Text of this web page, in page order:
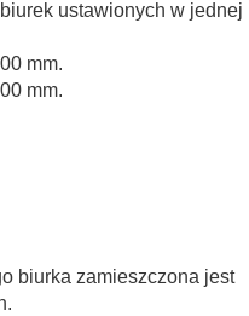
ustawionych w jednej
mm.
mm.
biurka zamieszczona jest